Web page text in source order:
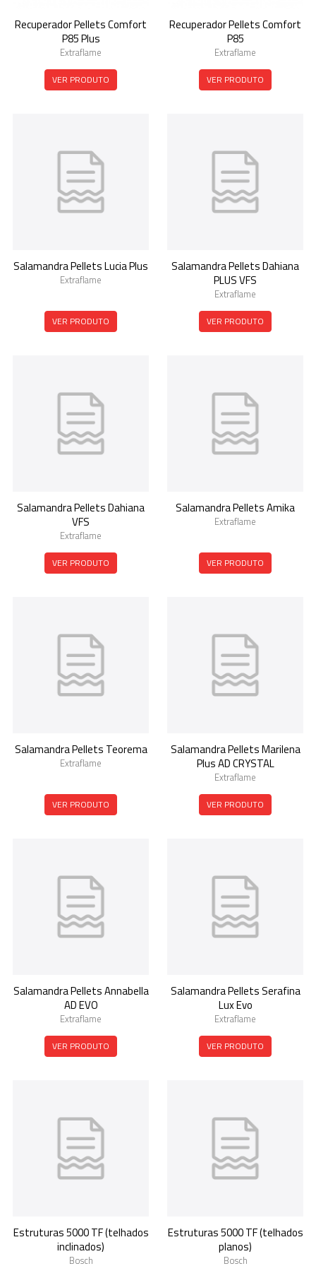
Recuperador Pellets Comfort
P85 Plus
Extraflame
VER PRODUTO
Recuperador Pellets Comfort
P85
Extraflame
VER PRODUTO
Salamandra Pellets Lucia Plus
Extraflame
VER PRODUTO
Salamandra Pellets Dahiana
PLUS VFS
Extraflame
VER PRODUTO
Salamandra Pellets Dahiana
VFS
Extraflame
VER PRODUTO
Salamandra Pellets Amika
Extraflame
VER PRODUTO
Salamandra Pellets Teorema
Extraflame
VER PRODUTO
Salamandra Pellets Marilena
Plus AD CRYSTAL
Extraflame
VER PRODUTO
Salamandra Pellets Annabella
AD EVO
Extraflame
VER PRODUTO
Salamandra Pellets Serafina
Lux Evo
Extraflame
VER PRODUTO
Estruturas 5000 TF (telhados
inclinados)
Bosch
Estruturas 5000 TF (telhados
planos)
Bosch